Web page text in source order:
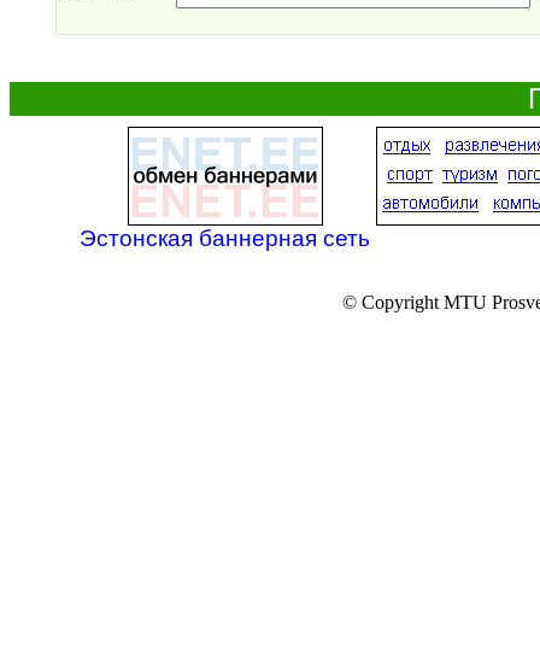
Эстонская баннерная сеть
© Copyright MTU